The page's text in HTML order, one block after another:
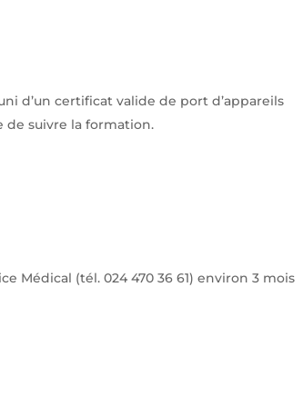
d’un certificat valide de port d’appareils
de suivre la formation.
Médical (tél. 024 470 36 61) environ 3 mois